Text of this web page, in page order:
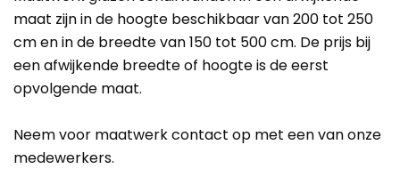
maat zijn in de hoogte beschikbaar van 200 tot 250
cm en in de breedte van 150 tot 500 cm. De prijs bij
een afwijkende breedte of hoogte is de eerst
opvolgende maat.
Neem voor maatwerk contact op met een van onze
medewerkers.